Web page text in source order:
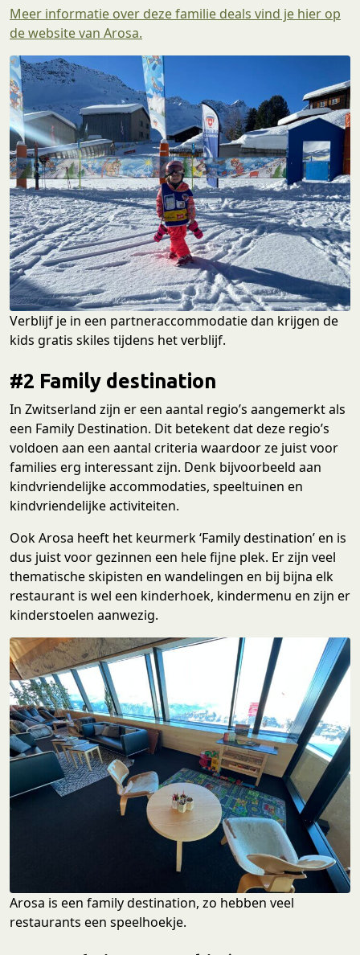
Meer informatie over deze familie deals vind je hier op
de website van Arosa.
Verblijf je in een partneraccommodatie dan krijgen de
kids gratis skiles tijdens het verblijf.
#2 Family destination
In Zwitserland zijn er een aantal regio’s aangemerkt als
een Family Destination. Dit betekent dat deze regio’s
voldoen aan een aantal criteria waardoor ze juist voor
families erg interessant zijn. Denk bijvoorbeeld aan
kindvriendelijke accommodaties, speeltuinen en
kindvriendelijke activiteiten.
Ook Arosa heeft het keurmerk ‘Family destination’ en is
dus juist voor gezinnen een hele fijne plek. Er zijn veel
thematische skipisten en wandelingen en bij bijna elk
restaurant is wel een kinderhoek, kindermenu en zijn er
kinderstoelen aanwezig.
Arosa is een family destination, zo hebben veel
restaurants een speelhoekje.